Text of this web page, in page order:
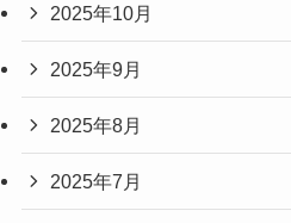
2025年10月
2025年9月
2025年8月
2025年7月